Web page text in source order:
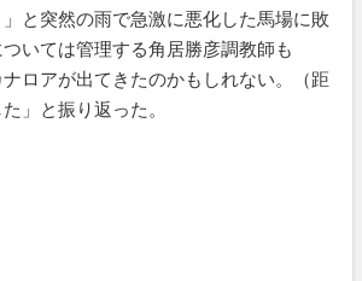
と突然の雨で急激に悪化した馬場に敗
いては管理する角居勝彦調教師も
ナロアが出てきたのかもしれない。（距
」と振り返った。